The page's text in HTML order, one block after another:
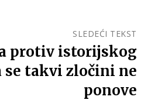
SLEDEĆI TEKST
protiv istorijskog
takvi zločini ne
ponove